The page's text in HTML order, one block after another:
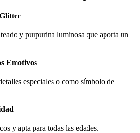
y purpurina luminosa que aporta un
Emotivos
especiales o como símbolo de
y apta para todas las edades.